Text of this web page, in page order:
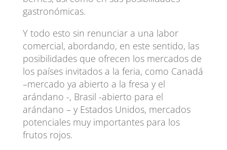
gastronómicas.
Y todo esto sin renunciar a una labor
comercial, abordando, en este sentido, las
posibilidades que ofrecen los mercados de
los países invitados a la feria, como Canadá
–mercado ya abierto a la fresa y el
arándano -, Brasil -abierto para el
arándano – y Estados Unidos, mercados
potenciales muy importantes para los
frutos rojos.